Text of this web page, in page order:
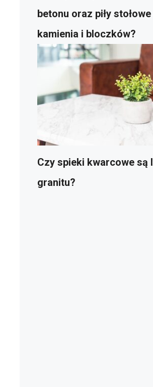
betonu oraz piły
kamienia i bloczków?
Czy spieki kwarcowe są
granitu?